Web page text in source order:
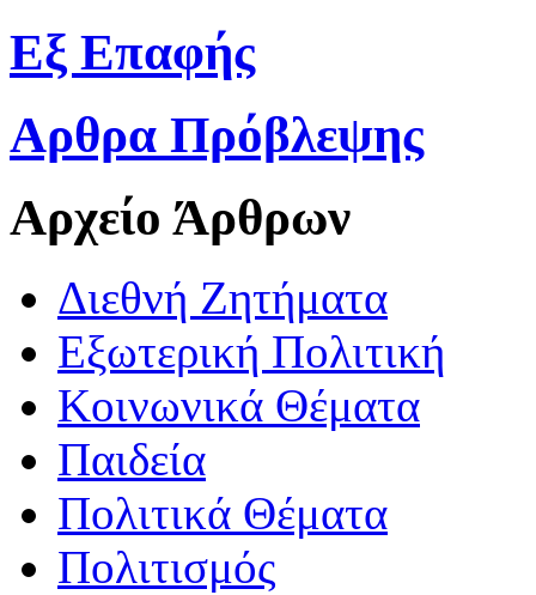
Εξ Επαφής
Αρθρα Πρόβλεψης
Αρχείο Άρθρων
Διεθνή Ζητήματα
Εξωτερική Πολιτική
Κοινωνικά Θέματα
Παιδεία
Πολιτικά Θέματα
Πολιτισμός